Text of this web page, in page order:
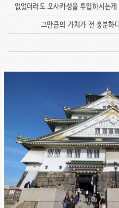
없었더라도 오사카성을 투입하시는
그만큼의 가치가 전 충분하